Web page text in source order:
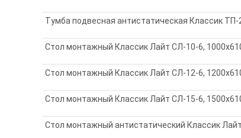
Тумба подвесная антистатическая Классик
Стол монтажный Классик Лайт СЛ-10-6,
Стол монтажный Классик Лайт СЛ-12-6,
Стол монтажный Классик Лайт СЛ-15-6,
Стол монтажный антистатический Классик